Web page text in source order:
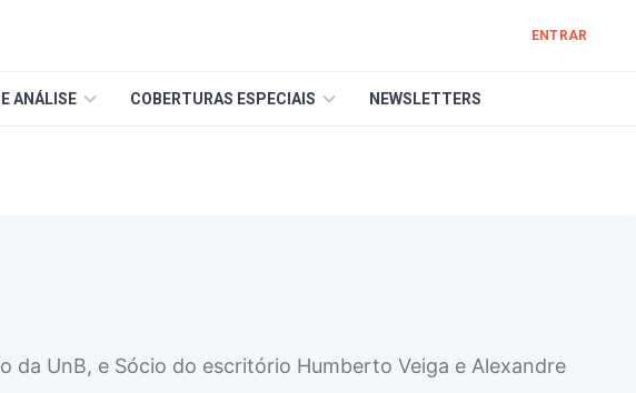
ENTRAR
ANÁLISE COBERTURAS ESPECIAIS NEWSLETTERS
UnB, e Sócio do escritório Humberto Veiga e Alexandre